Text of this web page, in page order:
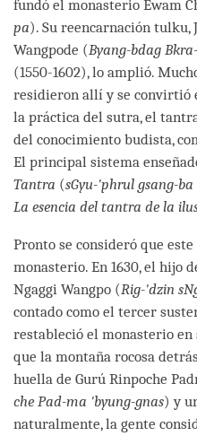
fundó el monasterio Ewam
pa). Su reencarnación tulku,
Wangpode (Byang-bdag
(1550-1602), lo amplió.
residieron allí y se convirtió
la práctica del sutra, el
del conocimiento budista,
El principal sistema
Tantra (sGyu-'phrul gsang-
La esencia del tantra de la
Pronto se consideró que
monasterio. En 1630, el hijo
Ngaggi Wangpo (Rig-'dzin
contado como el tercer
restableció el monasterio en
que la montaña rocosa
huella de Gurú Rinpoche
che Pad-ma 'byung-gnas) y
naturalmente, la gente